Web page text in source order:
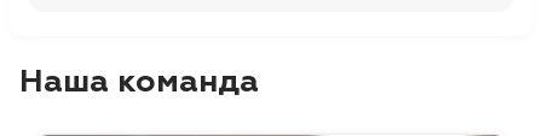
Наша команда